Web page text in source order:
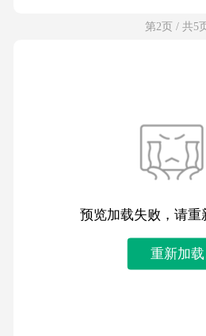
第2页 / 共5
预览加载失败，请重
重新加载